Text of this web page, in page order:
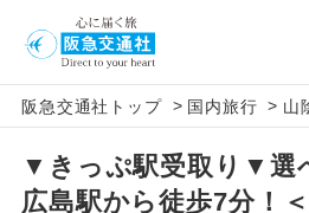
阪急交通社トップ > 国内旅行 > 山
▼きっぷ駅受取り▼選
広島駅から徒歩7分！
アイコン
添乗員同行
往路出発空港